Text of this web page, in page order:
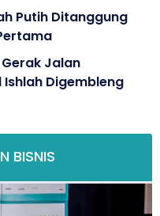
Putih Ditanggung
Jalan
Ishlah Digembleng
BISNIS